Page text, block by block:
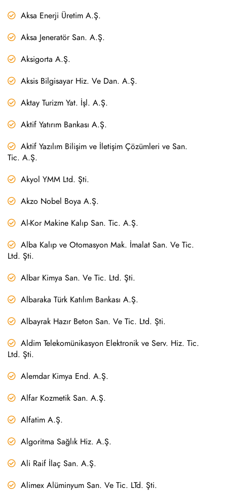
Aksa Enerji Üretim A.Ş.
Aksa Jeneratör San. A.Ş.
Aksigorta A.Ş.
Aksis Bilgisayar Hiz. Ve Dan. A.Ş.
Aktay Turizm Yat. İşl. A.Ş.
Aktif Yatırım Bankası A.Ş.
Aktif Yazılım Bilişim ve İletişim Çözümleri ve San.
Tic. A.Ş.
Akyol YMM Ltd. Şti.
Akzo Nobel Boya A.Ş.
Al-Kor Makine Kalıp San. Tic. A.Ş.
Alba Kalıp ve Otomasyon Mak. İmalat San. Ve Tic.
Ltd. Şti.
Albar Kimya San. Ve Tic. Ltd. Şti.
Albaraka Türk Katılım Bankası A.Ş.
Albayrak Hazır Beton San. Ve Tic. Ltd. Şti.
Aldim Telekomünikasyon Elektronik ve Serv. Hiz. Tic.
Ltd. Şti.
Alemdar Kimya End. A.Ş.
Alfar Kozmetik San. A.Ş.
Alfatim A.Ş.
Algoritma Sağlık Hiz. A.Ş.
Ali Raif İlaç San. A.Ş.
Alimex Alüminyum San. Ve Tic. LTd. Şti.